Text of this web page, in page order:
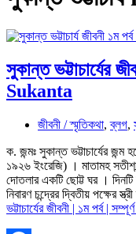
সুকান্ত ভট্টাচার্যের
Sukanta
জীবনী / স্মৃতিকথা,ব্লগ,
ক. জন্মঃ সুকান্ত ভট্টাচার্যের
১৯২৬ ইংরেজি) । মাতামহ
দোতলার একটি ছোট্ট ঘর ।
নিবারণ চন্দ্রের দ্বিতীয় পক্ষের
ভট্টাচার্যের জীবনী | ১ম পর্ব |